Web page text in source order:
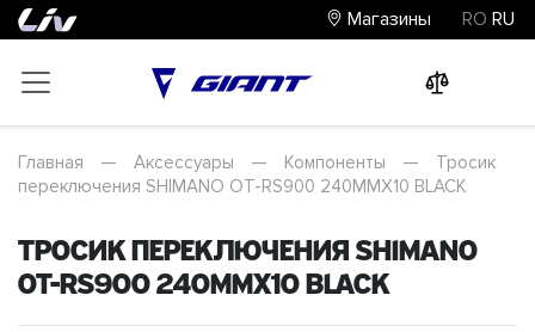
Магазины RO RU
Главная — Аксессуары — Компоненты —
Тросик
переключения SHIMANO OT-RS900 240MMX10 BLACK
Тросик переключения SHIMANO
OT-RS900 240MMX10 BLACK